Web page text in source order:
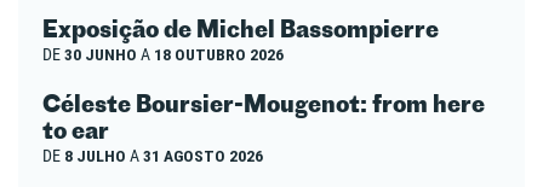
Exposição de Michel Bassompierre
DE30 JUNHO A 18 OUTUBRO 2026
Céleste Boursier-Mougenot: from here
to ear
DE 8 JULHO A31 AGOSTO 2026